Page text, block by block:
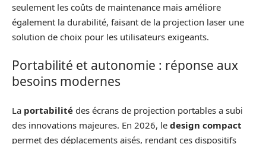
seulement les coûts de maintenance mais améliore
également la durabilité, faisant de la projection laser une
solution de choix pour les utilisateurs exigeants.
Portabilité et autonomie : réponse aux
besoins modernes
La portabilité des écrans de projection portables a subi
des innovations majeures. En 2026, le design compact
permet des déplacements aisés, rendant ces dispositifs